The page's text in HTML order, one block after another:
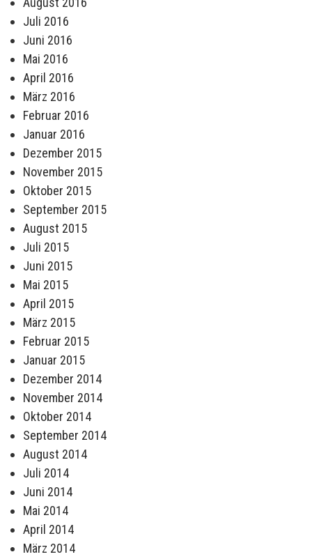
Juli 2016
Juni 2016
Mai 2016
April 2016
März 2016
Februar 2016
Januar 2016
Dezember 2015
November 2015
Oktober 2015
September 2015
August 2015
Juli 2015
Juni 2015
Mai 2015
April 2015
März 2015
Februar 2015
Januar 2015
Dezember 2014
November 2014
Oktober 2014
September 2014
August 2014
Juli 2014
Juni 2014
Mai 2014
April 2014
März 2014